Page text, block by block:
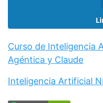
Curso de Inteligencia
Agéntica y Claude
Inteligencia Artificial